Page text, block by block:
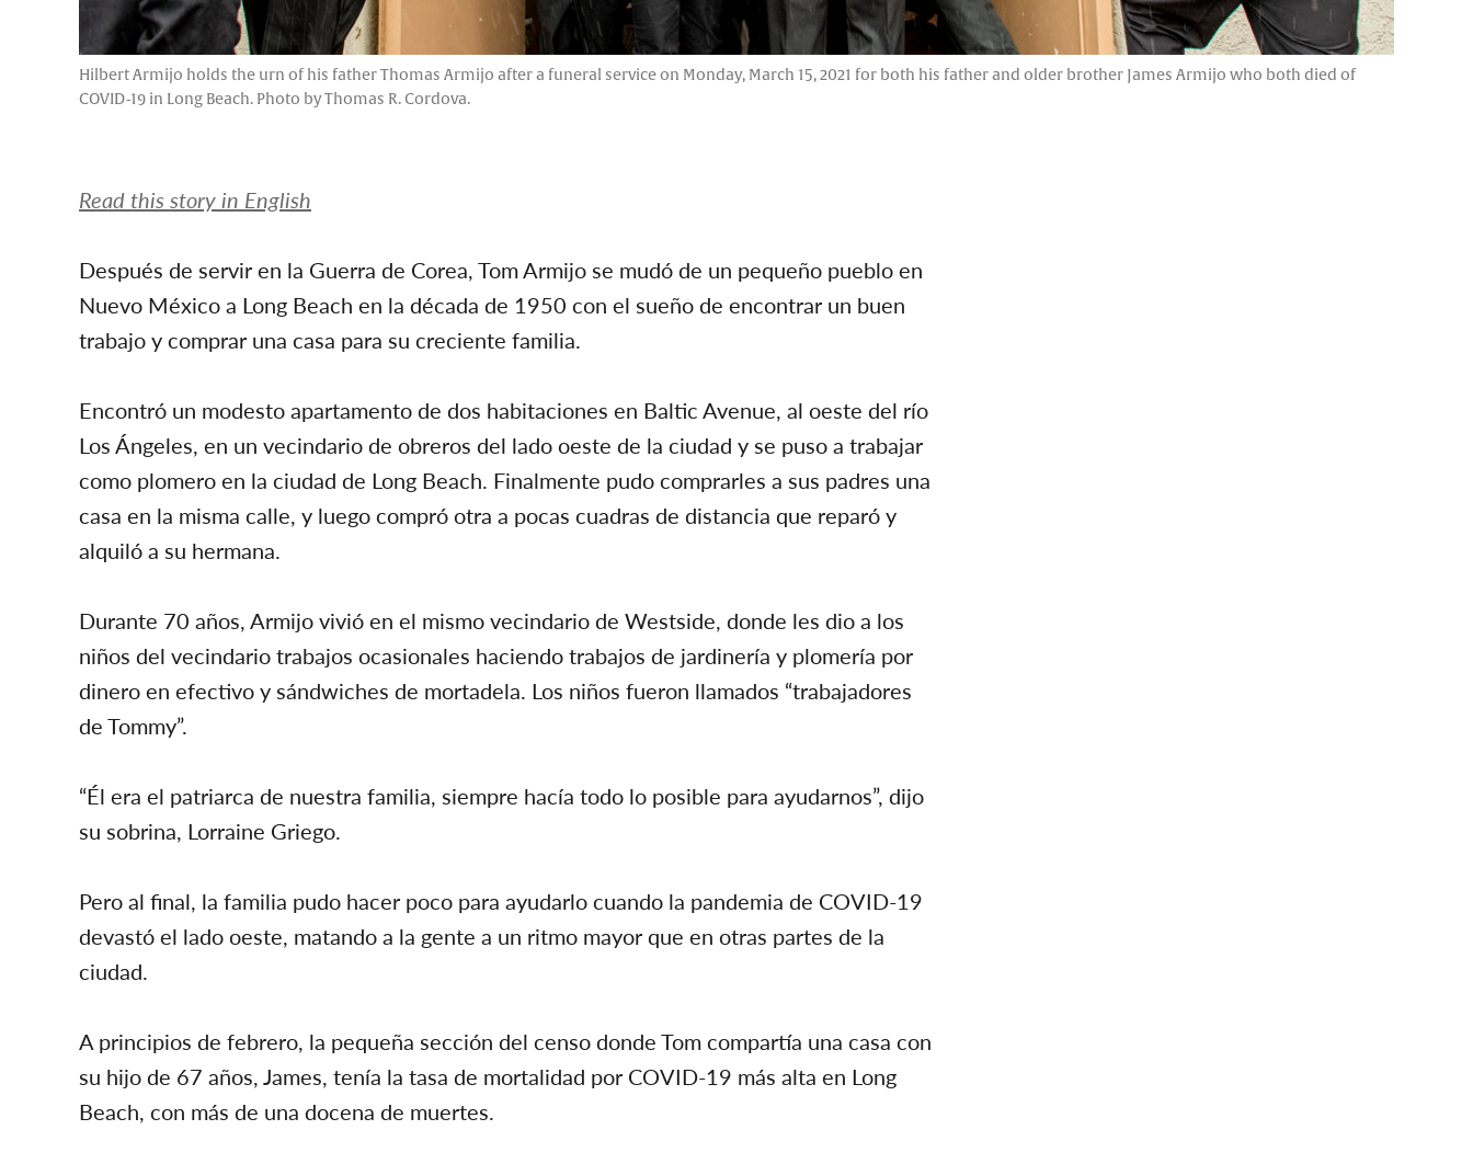
Hilbert Armijo holds the urn of his father Thomas Armijo after a funeral service on Monday, March 15, 2021 for both his father and older brother James Armijo who both died of
COVID-19 in Long Beach. Photo by Thomas R. Cordova.
Read this story in English
Después de servir en la Guerra de Corea, Tom Armijo se mudó de un pequeño pueblo en
Nuevo México a Long Beach en la década de 1950 con el sueño de encontrar un buen
trabajo y comprar una casa para su creciente familia.
Encontró un modesto apartamento de dos habitaciones en Baltic Avenue, al oeste del río
Los Ángeles, en un vecindario de obreros del lado oeste de la ciudad y se puso a trabajar
como plomero en la ciudad de Long Beach. Finalmente pudo comprarles a sus padres una
casa en la misma calle, y luego compró otra a pocas cuadras de distancia que reparó y
alquiló a su hermana.
Durante 70 años, Armijo vivió en el mismo vecindario de Westside, donde les dio a los
niños del vecindario trabajos ocasionales haciendo trabajos de jardinería y plomería por
dinero en efectivo y sándwiches de mortadela. Los niños fueron llamados “trabajadores
de Tommy”.
“Él era el patriarca de nuestra familia, siempre hacía todo lo posible para ayudarnos”, dijo
su sobrina, Lorraine Griego.
Pero al final, la familia pudo hacer poco para ayudarlo cuando la pandemia de COVID-19
devastó el lado oeste, matando a la gente a un ritmo mayor que en otras partes de la
ciudad.
A principios de febrero, la pequeña sección del censo donde Tom compartía una casa con
su hijo de 67 años, James, tenía la tasa de mortalidad por COVID-19 más alta en Long
Beach, con más de una docena de muertes.